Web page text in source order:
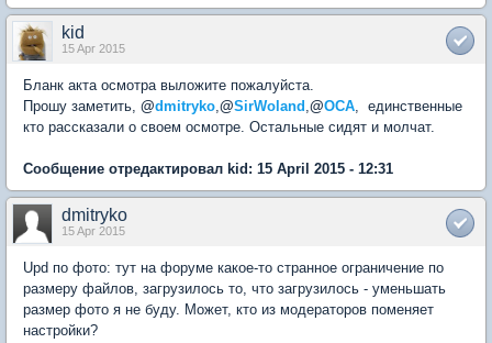
kid
15 Apr 2015
Бланк акта осмотра выложите пожалуйста.
Прошу заметить, @dmitryko,@SirWoland ,@ОСА, единственные
кто рассказали о своем осмотре. Остальные сидят и молчат.
Сообщение отредактировал kid: 15 April 2015 - 12:31
dmitryko
15 Apr 2015
Upd по фото: тут на форуме какое-то странное ограничение по
размеру файлов, загрузилось то, что загрузилось - уменьшать
размер фото я не буду. Может, кто из модераторов поменяет
настройки?